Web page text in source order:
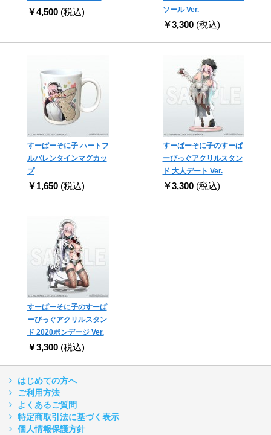
￥4,500 (税込)
ソール Ver.
￥3,300 (税込)
すーぱーそに子 ハートフ
ルバレンタインマグカッ
プ
￥1,650 (税込)
すーぱーそに子のすーぱ
ーびっぐアクリルスタン
ド 大人デート Ver.
￥3,300 (税込)
すーぱーそに子のすーぱ
ーびっぐアクリルスタン
ド 2020ボンデージ Ver.
￥3,300 (税込)
はじめての方へ
ご利用方法
よくあるご質問
特定商取引法に基づく表示
個人情報保護方針